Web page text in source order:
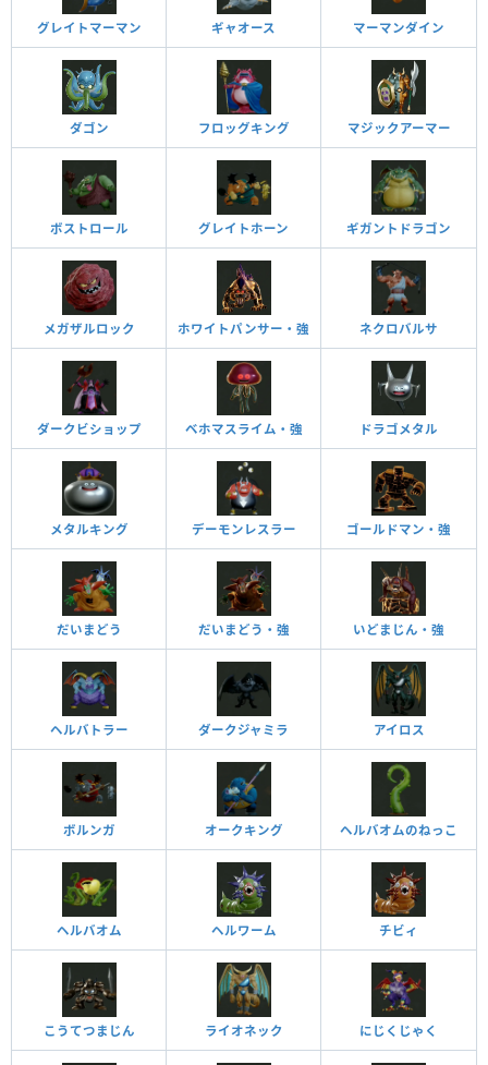
グレイトマーマン ギャオース マーマンダイン
ダゴン フロッグキング マジックアーマー
ボストロール グレイトホーン ギガントドラゴン
メガザルロック ホワイトパンサー・強 ネクロバルサ
ダークビショップ ベホマスライム・強 ドラゴメタル
メタルキング デーモンレスラー ゴールドマン・強
だいまどう だいまどう・強 いどまじん・強
ヘルバトラー ダークジャミラ アイロス
ボルンガ オークキング ヘルバオムのねっこ
ヘルバオム ヘルワーム チビィ
こうてつまじん ライオネック にじくじゃく